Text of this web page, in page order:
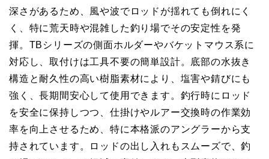
深さがあるため、風や波でロッドが揺れても倒れにく
く、特に荒天時や混雑した釣り場でその安定性を発
揮。TBシリーズの側面ホルダーやバケットマウス系に
対応し、取付けは工具不要の簡単設計。底部の水抜き
構造と耐久性の高い樹脂素材により、塩害や錆びにも
強く、長期間安心して使用できます。釣行時にロッド
を安全に保持しつつ、仕掛けやルアー交換時の作業効
率を向上させるため、特に本格派のアングラーから支
持されています。ロッドの出し入れもスムーズで、釣